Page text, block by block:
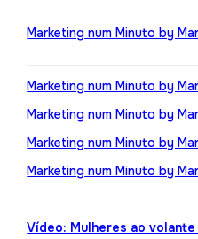
Marketing num Minuto by
Marketing num Minuto by
Marketing num Minuto by
Marketing num Minuto by
Marketing num Minuto by
Vídeo: Mulheres ao